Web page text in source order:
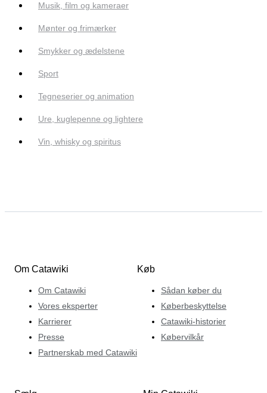
Musik, film og kameraer
Mønter og frimærker
Smykker og ædelstene
Sport
Tegneserier og animation
Ure, kuglepenne og lightere
Vin, whisky og spiritus
Om Catawiki
Om Catawiki
Vores eksperter
Karrierer
Presse
Partnerskab med Catawiki
Køb
Sådan køber du
Køberbeskyttelse
Catawiki-historier
Købervilkår